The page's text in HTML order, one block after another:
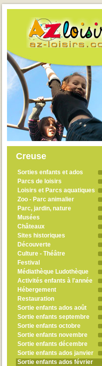
Creuse
Sorties enfants et ados
Parcs de loisirs
Loisirs et Parcs aquatiques
Zoo - Parc animalier
Parc, jardin, nature
Musées
Châteaux
Sites historiques
Découverte
Culture - Théâtre
Festival
Médiathèque Ludothèque
Activités enfants à l'année
Hébergement
Restauration
Sortie enfants ados août
Sortie enfants septembre
Sortie enfants octobre
Sortie enfants novembre
Sortie enfants décembre
Sortie enfants ados janvier
Sortie enfants ados février